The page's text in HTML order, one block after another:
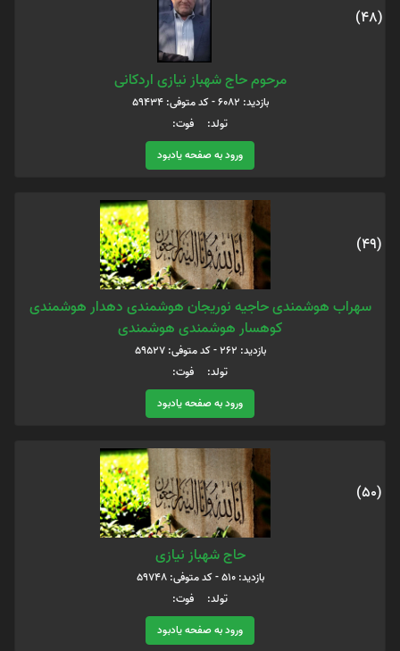
(48)
مرحوم حاج شهباز نیازی اردکانی
بازدید: 6082 - کد متوفی: 59434
تولد: فوت:
ورود به صفحه یادبود
(49)
سهراب هوشمندی حاجیه نوریجان هوشمندی دهدار هوشمندی
کوهسار هوشمندی هوشمندی
بازدید: 262 - کد متوفی: 59527
تولد: فوت:
ورود به صفحه یادبود
(50)
حاج شهباز نیازی
بازدید: 510 - کد متوفی: 59748
تولد: فوت:
ورود به صفحه یادبود